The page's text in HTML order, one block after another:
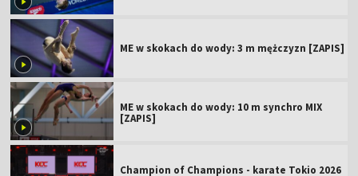
ME w skokach do wody: 3 m mężczyzn [ZAPIS]
ME w skokach do wody: 10 m synchro MIX
[ZAPIS]
Champion of Champions - karate Tokio 2026